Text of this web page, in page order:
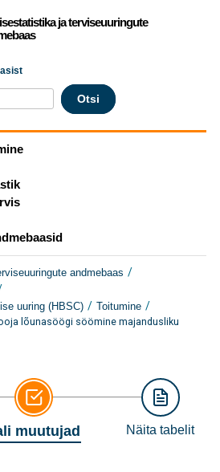
ja terviseuuringute
andmebaas /
uuring (HBSC) / Toitumine /
lõunasöögi söömine majandusliku
muutujad Näita tabelit